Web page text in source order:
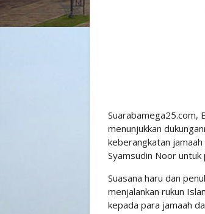
Suarabamega25.com,
menunjukkan
keberangkatan
Syamsudin Noor
Suasana haru dan
menjalankan rukun
kepada para jamaah